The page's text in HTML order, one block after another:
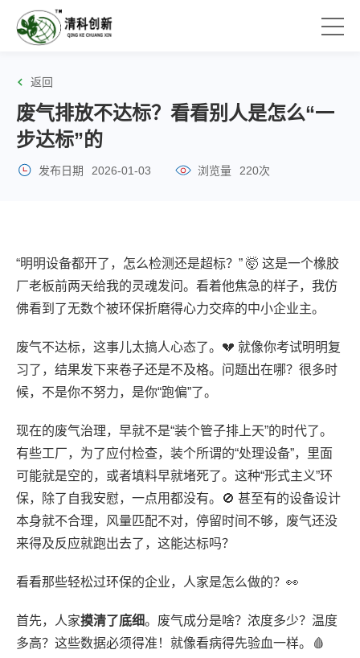
返回
废气排放不达标？看看别人是怎么“一
步达标”的
发布日期 2026-01-03 浏览量 220次
“明明设备都开了，怎么检测还是超标？” 🤯 这是一个橡胶
厂老板前两天给我的灵魂发问。看着他焦急的样子，我仿
佛看到了无数个被环保折磨得心力交瘁的中小企业主。
废气不达标，这事儿太搞人心态了。💔 就像你考试明明复
习了，结果发下来卷子还是不及格。问题出在哪？很多时
候，不是你不努力，是你“跑偏”了。
现在的废气治理，早就不是“装个管子排上天”的时代了。
有些工厂，为了应付检查，装个所谓的“处理设备”，里面
可能就是空的，或者填料早就堵死了。这种“形式主义”环
保，除了自我安慰，一点用都没有。🚫 甚至有的设备设计
本身就不合理，风量匹配不对，停留时间不够，废气还没
来得及反应就跑出去了，这能达标吗？
看看那些轻松过环保的企业，人家是怎么做的？👀
首先，人家摸清了底细。废气成分是啥？浓度多少？温度
多高？这些数据必须得准！就像看病得先验血一样。🩸